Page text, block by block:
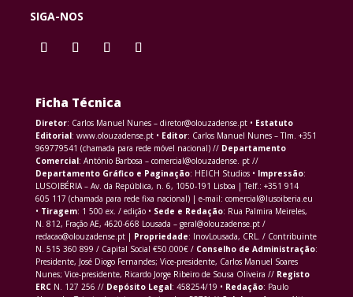
SIGA-NOS
Ficha Técnica
Diretor: Carlos Manuel Nunes – diretor@olouzadense.pt • Estatuto
Editorial: www.olouzadense.pt • Editor: Carlos Manuel Nunes – Tlm. +351
969779541 (chamada para rede móvel nacional) // Departamento
Comercial: António Barbosa – comercial@olouzadense. pt //
Departamento Gráfico e Paginação: HEICH Studios • Impressão:
LUSOIBÉRIA – Av. da República, n. 6, 1050-191 Lisboa | Telf.: +351 914
605 117 (chamada para rede fixa nacional) | e-mail: comercial@lusoiberia.eu
• Tiragem: 1 500 ex. / edição • Sede e Redação: Rua Palmira Meireles,
N. 812, Fração AE, 4620-668 Lousada – geral@olouzadense.pt /
redacao@olouzadense.pt | Propriedade: InovLousada, CRL. / Contribuinte
N. 515 360 899 / Capital Social €50.000€ / Conselho de Administração:
Presidente, José Diogo Fernandes; Vice-presidente, Carlos Manuel Soares
Nunes; Vice-presidente, Ricardo Jorge Ribeiro de Sousa Oliveira // Registo
ERCN. 127 256 // Depósito Legal: 458254/19 • Redação: Paulo